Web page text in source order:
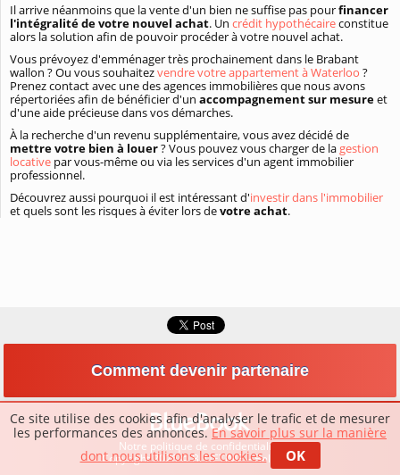
Il arrive néanmoins que la vente d'un bien ne suffise pas pourfinancer
l'intégralité de votre nouvel achat. Un crédit hypothécaireconstitue
alors la solution afin de pouvoir procéder à votre nouvel achat.
Vous prévoyez d'emménager très prochainement dans le Brabant
wallon ? Ou vous souhaitezvendre votre appartement à Waterloo ?
Prenez contact avec une des agences immobilières que nous avons
répertoriées afin de bénéficier d'un accompagnement sur mesureet
d'une aide précieuse dans vos démarches.
À la recherche d'un revenu supplémentaire, vous avez décidé de
mettre votre bien à louer? Vous pouvez vous charger de la gestion
locative par vous-même ou via les services d'un agent immobilier
professionnel.
Découvrez aussi pourquoi il est intéressant d'investir dans l'immobilier
et quels sont les risques à éviter lors devotre achat.
Comment devenir partenaire
Notre politique de confidentialité
Copyright 2026 © BLUETIME – Belgique
Ce site utilise des cookies afin d'analyser le trafic et de mesurer
les performances des annonces.En savoir plus sur la manière
dont nous utilisons les cookies.
OK